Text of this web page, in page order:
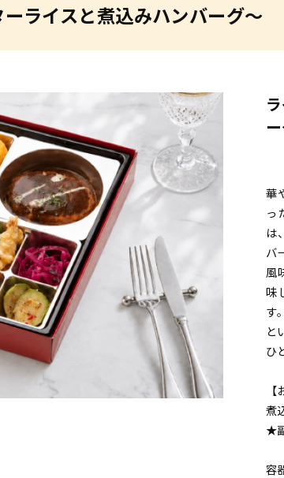
ライスと煮込みハンバーグ～
華
っ
は
バ
風
味
す
と
ひ
煮
★
容